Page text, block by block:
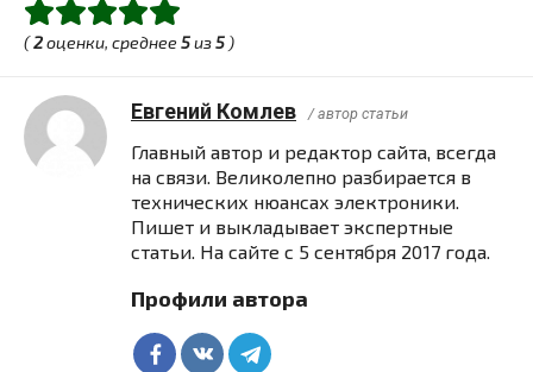
(2оценки, среднее5из5 )
Евгений Комлев / автор статьи
Главный автор и редактор сайта, всегда
на связи. Великолепно разбирается в
технических нюансах электроники.
Пишет и выкладывает экспертные
статьи. На сайте с 5 сентября 2017 года.
Профили автора